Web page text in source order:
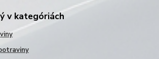
v kategóriách